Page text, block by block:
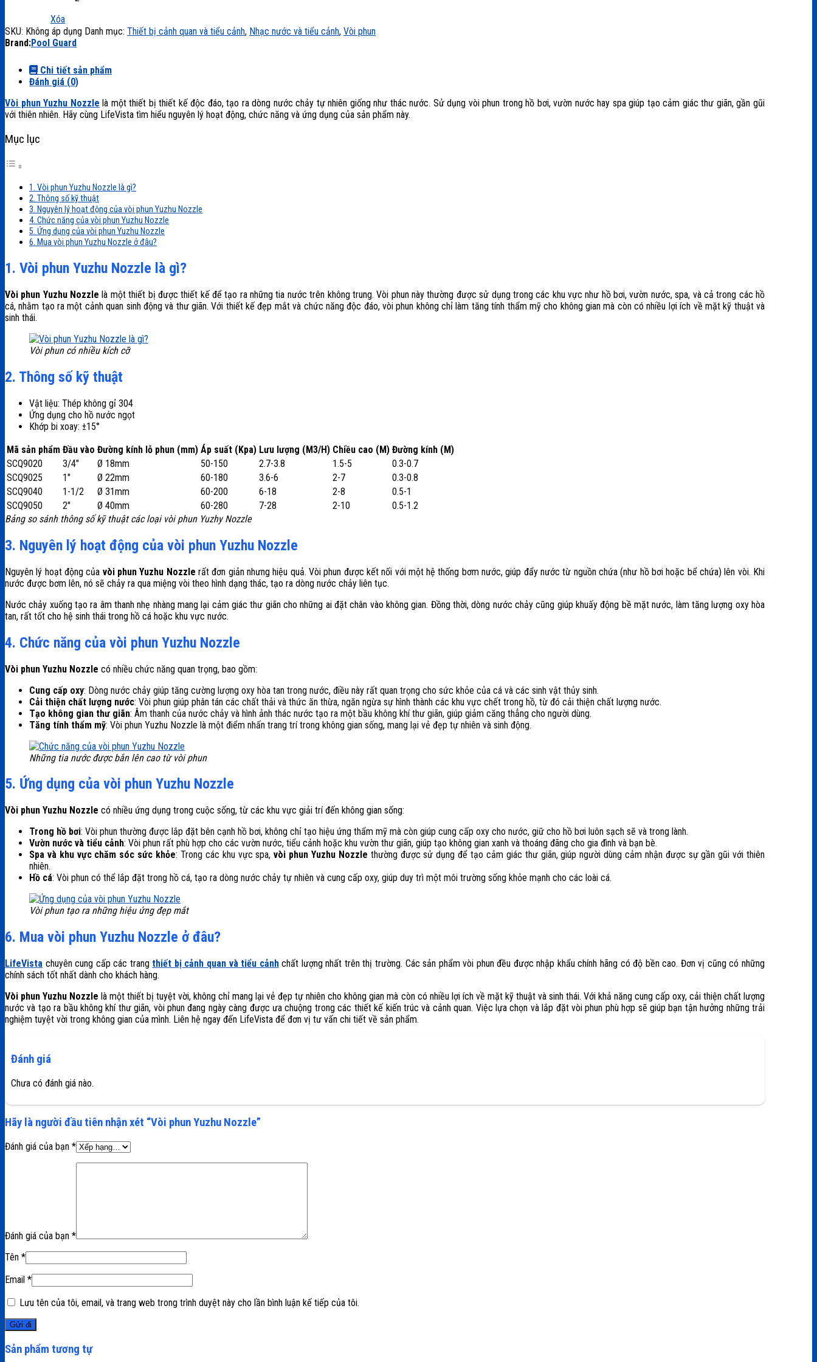
Xóa
SKU: Không áp dụng Danh mục: Thiết bị cảnh quan và tiểu cảnh, Nhạc nước và tiểu cảnh, Vòi phun
Brand:Pool Guard
Chi tiết sản phẩm
Đánh giá (0)
Vòi phun Yuzhu Nozzle là một thiết bị thiết kế độc đáo, tạo ra dòng nước chảy tự nhiên giống như thác nước. Sử dụng vòi phun trong hồ bơi, vườn nước hay spa giúp tạo cảm giác thư giãn, gần gũi
với thiên nhiên. Hãy cùng LifeVista tìm hiểu nguyên lý hoạt động, chức năng và ứng dụng của sản phẩm này.
Mục lục
1. Vòi phun Yuzhu Nozzle là gì?
2. Thông số kỹ thuật
3. Nguyên lý hoạt động của vòi phun Yuzhu Nozzle
4. Chức năng của vòi phun Yuzhu Nozzle
5. Ứng dụng của vòi phun Yuzhu Nozzle
6. Mua vòi phun Yuzhu Nozzle ở đâu?
1. Vòi phun Yuzhu Nozzle là gì?
Vòi phun Yuzhu Nozzle là một thiết bị được thiết kế để tạo ra những tia nước trên không trung. Vòi phun này thường được sử dụng trong các khu vực như hồ bơi, vườn nước, spa, và cả trong các hồ
cá, nhằm tạo ra một cảnh quan sinh động và thư giãn. Với thiết kế đẹp mắt và chức năng độc đáo, vòi phun không chỉ làm tăng tính thẩm mỹ cho không gian mà còn có nhiều lợi ích về mặt kỹ thuật và
sinh thái.
Vòi phun có nhiều kích cỡ
2. Thông số kỹ thuật
Vật liệu: Thép không gỉ 304
Ứng dụng cho hồ nước ngọt
Khớp bi xoay: ±15°
Mã sản phẩm Đầu vào Đường kính lỗ phun (mm) Áp suất (Kpa) Lưu lượng (M3/H) Chiều cao (M) Đường kính (M)
SCQ9020
3/4″ Ø 18mm 50-150 2.7-3.8 1.5-5
0.3-0.7
SCQ9025
1″ Ø 22mm 60-180 3.6-6 2-7
0.3-0.8
SCQ9040
1-1/2 Ø 31mm 60-200 6-18 2-8
0.5-1
SCQ9050
2″ Ø 40mm 60-280 7-28 2-10
0.5-1.2
Bảng so sánh thông số kỹ thuật các loại vòi phun Yuzhy Nozzle
3. Nguyên lý hoạt động của vòi phun Yuzhu Nozzle
Nguyên lý hoạt động của vòi phun Yuzhu Nozzle rất đơn giản nhưng hiệu quả. Vòi phun được kết nối với một hệ thống bơm nước, giúp đẩy nước từ nguồn chứa (như hồ bơi hoặc bể chứa) lên vòi. Khi
nước được bơm lên, nó sẽ chảy ra qua miệng vòi theo hình dạng thác, tạo ra dòng nước chảy liên tục.
Nước chảy xuống tạo ra âm thanh nhẹ nhàng mang lại cảm giác thư giãn cho những ai đặt chân vào không gian. Đồng thời, dòng nước chảy cũng giúp khuấy động bề mặt nước, làm tăng lượng oxy hòa
tan, rất tốt cho hệ sinh thái trong hồ cá hoặc khu vực nước.
4. Chức năng của vòi phun Yuzhu Nozzle
Vòi phun Yuzhu Nozzle có nhiều chức năng quan trọng, bao gồm:
Cung cấp oxy: Dòng nước chảy giúp tăng cường lượng oxy hòa tan trong nước, điều này rất quan trọng cho sức khỏe của cá và các sinh vật thủy sinh.
Cải thiện chất lượng nước: Vòi phun giúp phân tán các chất thải và thức ăn thừa, ngăn ngừa sự hình thành các khu vực chết trong hồ, từ đó cải thiện chất lượng nước.
Tạo không gian thư giãn: Âm thanh của nước chảy và hình ảnh thác nước tạo ra một bầu không khí thư giãn, giúp giảm căng thẳng cho người dùng.
Tăng tính thẩm mỹ: Vòi phun Yuzhu Nozzle là một điểm nhấn trang trí trong không gian sống, mang lại vẻ đẹp tự nhiên và sinh động.
Những tia nước được bắn lên cao từ vòi phun
5. Ứng dụng của vòi phun Yuzhu Nozzle
Vòi phun Yuzhu Nozzle có nhiều ứng dụng trong cuộc sống, từ các khu vực giải trí đến không gian sống:
Trong hồ bơi: Vòi phun thường được lắp đặt bên cạnh hồ bơi, không chỉ tạo hiệu ứng thẩm mỹ mà còn giúp cung cấp oxy cho nước, giữ cho hồ bơi luôn sạch sẽ và trong lành.
Vườn nước và tiểu cảnh: Vòi phun rất phù hợp cho các vườn nước, tiểu cảnh hoặc khu vườn thư giãn, giúp tạo không gian xanh và thoáng đãng cho gia đình và bạn bè.
Spa và khu vực chăm sóc sức khỏe: Trong các khu vực spa,vòi phun Yuzhu Nozzle thường được sử dụng để tạo cảm giác thư giãn, giúp người dùng cảm nhận được sự gần gũi với thiên
nhiên.
Hồ cá: Vòi phun có thể lắp đặt trong hồ cá, tạo ra dòng nước chảy tự nhiên và cung cấp oxy, giúp duy trì một môi trường sống khỏe mạnh cho các loài cá.
Vòi phun tạo ra những hiệu ứng đẹp mắt
6. Mua vòi phun Yuzhu Nozzle ở đâu?
LifeVista chuyên cung cấp các trang thiết bị cảnh quan và tiểu cảnhchất lượng nhất trên thị trường. Các sản phẩm vòi phun đều được nhập khẩu chính hãng có độ bền cao. Đơn vị cũng có những
chính sách tốt nhất dành cho khách hàng.
Vòi phun Yuzhu Nozzle là một thiết bị tuyệt vời, không chỉ mang lại vẻ đẹp tự nhiên cho không gian mà còn có nhiều lợi ích về mặt kỹ thuật và sinh thái. Với khả năng cung cấp oxy, cải thiện chất lượng
nước và tạo ra bầu không khí thư giãn, vòi phun đang ngày càng được ưa chuộng trong các thiết kế kiến trúc và cảnh quan. Việc lựa chọn và lắp đặt vòi phun phù hợp sẽ giúp bạn tận hưởng những trải
nghiệm tuyệt vời trong không gian của mình. Liên hệ ngay đến LifeVista để đơn vị tư vấn chi tiết về sản phẩm.
Đánh giá
Chưa có đánh giá nào.
Hãy là người đầu tiên nhận xét “Vòi phun Yuzhu Nozzle”
Đánh giá của bạn *
Đánh giá của bạn *
Tên *
Email *
Lưu tên của tôi, email, và trang web trong trình duyệt này cho lần bình luận kế tiếp của tôi.
Sản phẩm tương tự